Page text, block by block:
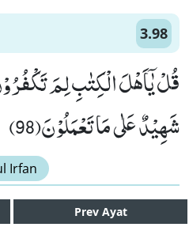
3.98
قُلْ یٰۤاَهْلَ الْكِتٰبِ لِمَ
شَهِیْدٌ عَلٰى مَا تَعْمَلُوْنَ(98)
Irfan
Prev Ayat